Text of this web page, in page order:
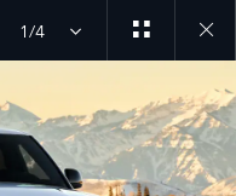
1/4
gallery